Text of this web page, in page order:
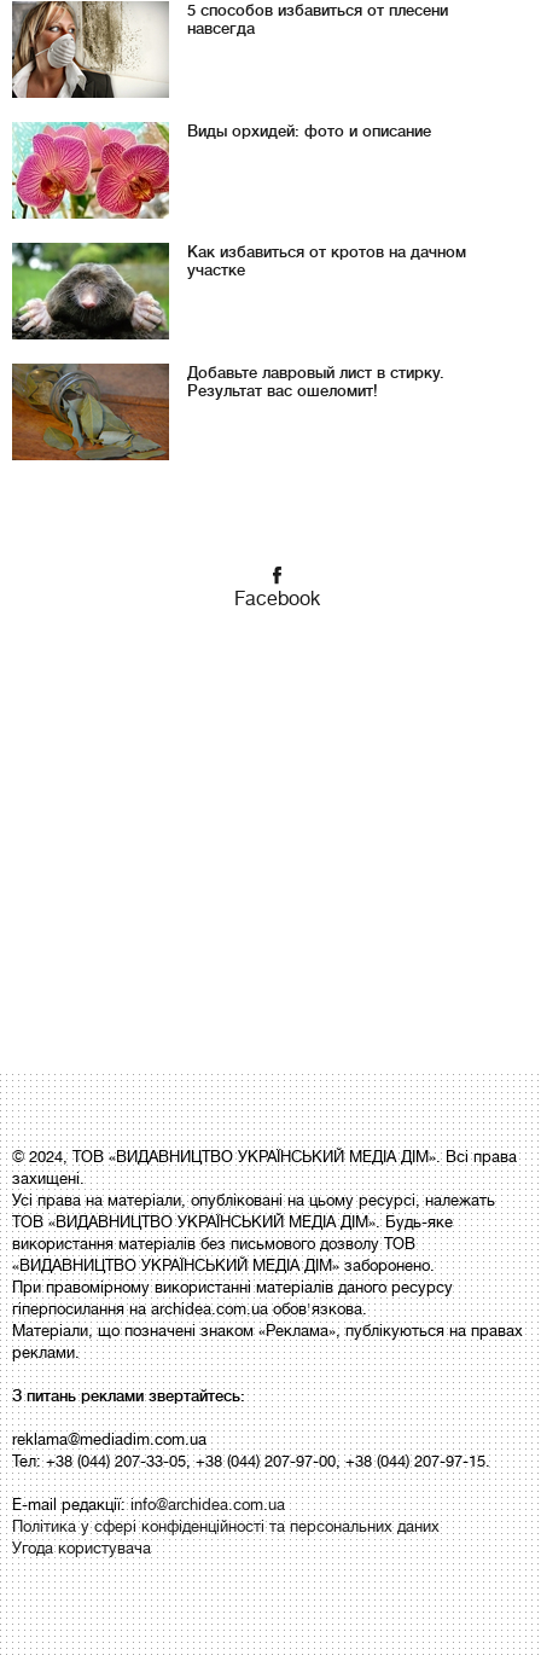
5 способов избавиться от плесени
навсегда
Виды орхидей: фото и описание
Как избавиться от кротов на дачном
участке
Добавьте лавровый лист в стирку.
Результат вас ошеломит!
Facebook
© 2024, ТОВ «ВИДАВНИЦТВО УКРАЇНСЬКИЙ МЕДІА ДІМ». Всі права
захищені.
Усі права на матеріали, опубліковані на цьому ресурсі, належать
ТОВ «ВИДАВНИЦТВО УКРАЇНСЬКИЙ МЕДІА ДІМ». Будь-яке
використання матеріалів без письмового дозволу ТОВ
«ВИДАВНИЦТВО УКРАЇНСЬКИЙ МЕДІА ДІМ» заборонено.
При правомірному використанні матеріалів даного ресурсу
гіперпосилання на archidea.com.ua обов'язкова.
Матеріали, що позначені знаком «Реклама», публікуються на правах
реклами.
З питань реклами звертайтесь:
reklama@mediadim.com.ua
Тел: +38 (044) 207-33-05, +38 (044) 207-97-00, +38 (044) 207-97-15.
E-mail редакції:info@archidea.com.ua
Політика у сфері конфіденційності та персональних даних
Угода користувача